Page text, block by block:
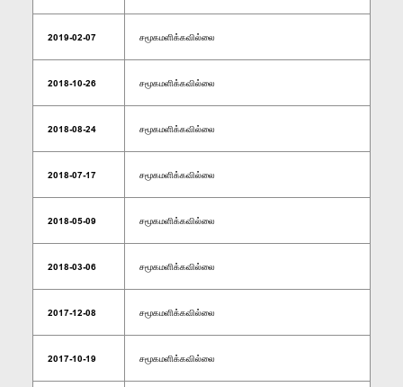
2019-02-07 சமூகமளிக்கவில்லை
2018-10-26 சமூகமளிக்கவில்லை
2018-08-24 சமூகமளிக்கவில்லை
2018-07-17 சமூகமளிக்கவில்லை
2018-05-09 சமூகமளிக்கவில்லை
2018-03-06 சமூகமளிக்கவில்லை
2017-12-08 சமூகமளிக்கவில்லை
2017-10-19 சமூகமளிக்கவில்லை